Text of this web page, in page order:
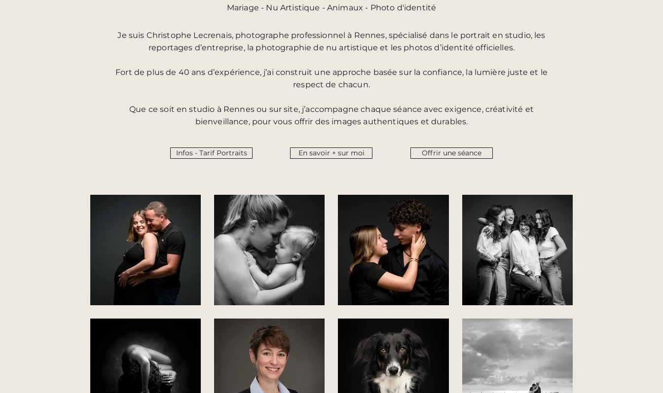
Mariage - Nu Artistique - Animaux - Photo d'identité
Je suis Christophe Lecrenais, photographe professionnel à Rennes, spécialisé dans le portrait en studio, les
reportages d’entreprise, la photographie de nu artistique et les photos d’identité officielles.
Fort de plus de 40 ans d’expérience, j’ai construit une approche basée sur la confiance, la lumière juste et le
respect de chacun.
Que ce soit en studio à Rennes ou sur site, j’accompagne chaque séance avec exigence, créativité et
bienveillance, pour vous offrir des images authentiques et durables.
Infos - Tarif Portraits En savoir + sur moi Offrir une séance